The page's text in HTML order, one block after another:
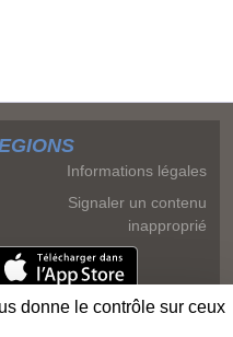
Informations légales
Signaler un contenu
inapproprié
donne le contrôle sur ceux